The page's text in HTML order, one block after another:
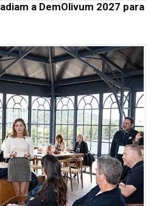
a DemOlivum 2027 para